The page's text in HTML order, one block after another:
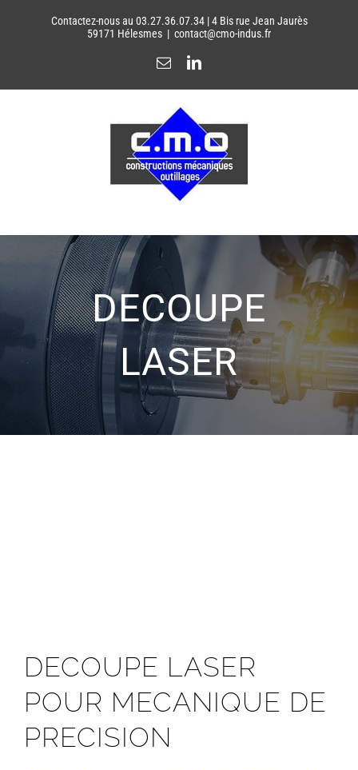
Contactez-nous au 03.27.36.07.34 | 4 Bis rue Jean Jaurès
59171 Hélesmes | contact@cmo-indus.fr
EmailLinkedIn
DECOUPE
LASER
DECOUPE LASER
POUR MECANIQUE DE
PRECISION